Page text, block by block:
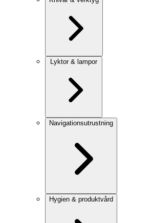
Lyktor & lampor
Navigationsutrustning
Hygien & produktvård